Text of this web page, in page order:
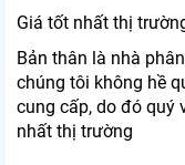
Giá tốt nhất thị
Bản thân là nhà
chúng tôi không hề
cung cấp, do đó quý
nhất thị trường